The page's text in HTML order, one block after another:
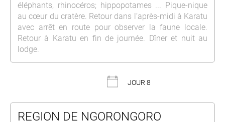
éléphants, rhinocéros; hippopotames ... Pique-nique
au cœur du cratère. Retour dans l’après-midi à Karatu
avec arrêt en route pour observer la faune locale.
Retour à Karatu en fin de journée. Dîner et nuit au
lodge.
JOUR 8
REGION DE NGORONGORO